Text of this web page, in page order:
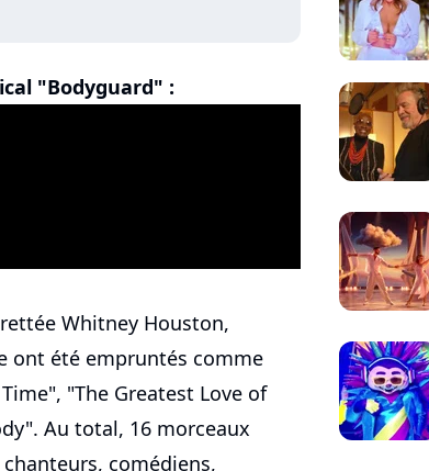
"Bodyguard" :
Whitney Houston,
ont été empruntés comme
"The Greatest Love of
Au total, 16 morceaux
comédiens,